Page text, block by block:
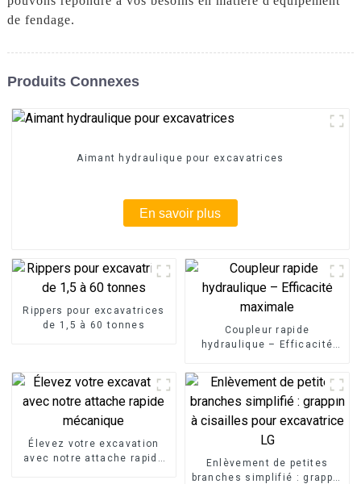
de fendage.
Produits Connexes
Aimant hydraulique pour excavatrices
En savoir plus
Rippers pour excavatrices
de 1,5 à 60 tonnes
Coupleur rapide
hydraulique – Efficacité
Élevez votre excavation
avec notre attache rapide
Enlèvement de petites
branches simplifié : grappin